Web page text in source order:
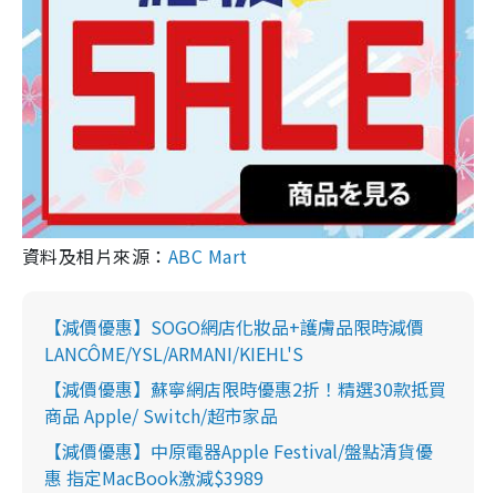
資料及相片來源： ABC Mart
【減價優惠】SOGO網店化妝品+護膚品限時減價
LANCÔME/YSL/ARMANI/KIEHL'S
【減價優惠】蘇寧網店限時優惠2折！精選30款抵買
商品 Apple/ Switch/超市家品
【減價優惠】中原電器Apple Festival/盤點清貨優
惠 指定MacBook激減$3989